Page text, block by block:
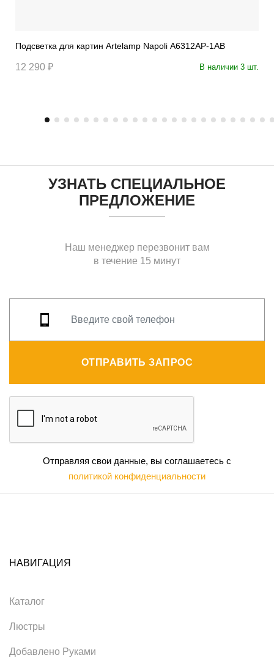
Подсветка для картин Artelamp Napoli A6312AP-1AB
12 290 ₽ В наличии 3 шт.
УЗНАТЬ СПЕЦИАЛЬНОЕ
ПРЕДЛОЖЕНИЕ
Наш менеджер перезвонит вам
в течение 15 минут
ОТПРАВИТЬ ЗАПРОС
Отправляя свои данные, вы соглашаетесь с
политикой конфиденциальности
НАВИГАЦИЯ
Каталог
Люстры
Добавлено Руками